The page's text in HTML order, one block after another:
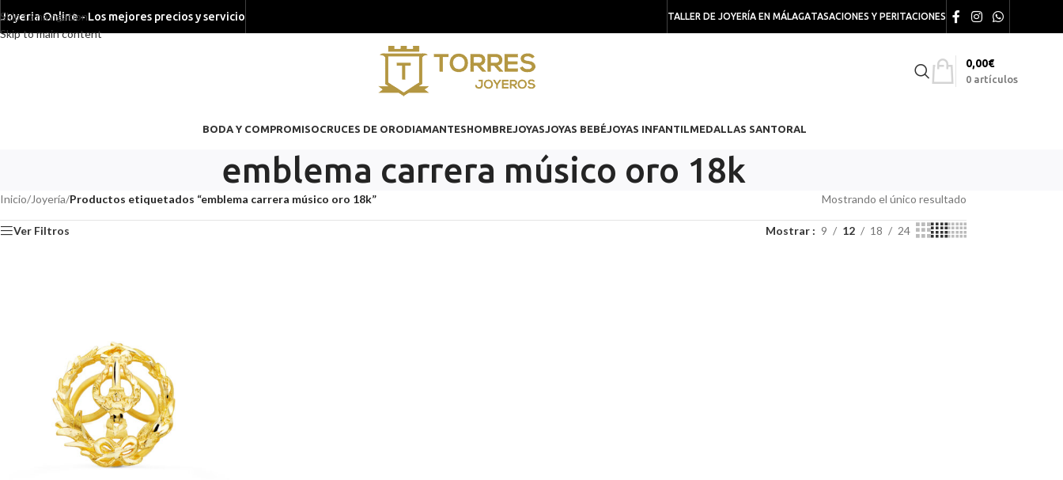
Skip to navigation
Skip to main content
Joyeria Online - Los mejores precios y servicio TALLER DE JOYERÍA EN MÁLAGATASACIONES Y PERITACIONES
0 artículos
0,00€
BODA Y COMPROMISOCRUCES DE ORODIAMANTESHOMBREJOYASJOYAS BEBÉJOYAS INFANTILMEDALLAS SANTORAL
emblema carrera músico oro 18k
Inicio/Joyería/Productos etiquetados “emblema carrera músico oro 18k” Mostrando el único resultado
Ver Filtros Mostrar 9 12 18 24